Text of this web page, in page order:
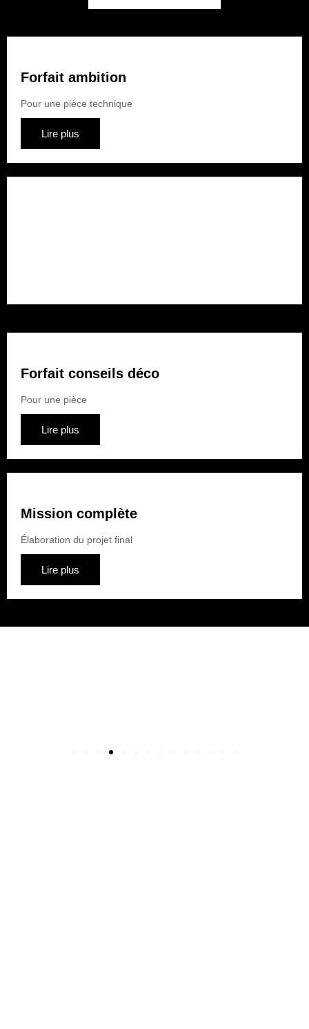
Forfait ambition
Pour une pièce technique
Lire plus
Forfait conseils déco
Pour une pièce
Lire plus
Mission complète
Élaboration du projet final
Lire plus